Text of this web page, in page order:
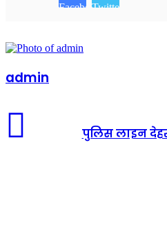
FacebookTwitter
admin
पुलिस लाइन